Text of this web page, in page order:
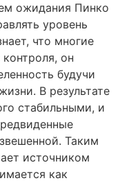
ожидания Пинко
уровень
что многие
он
будучи
В результате
стабильными, и
Таким
источником
как